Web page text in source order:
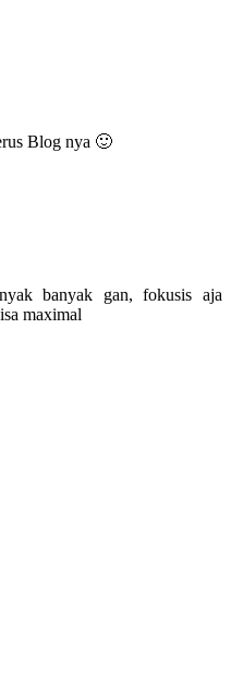
Blog nya 🙂
banyak gan, fokusis aja
maximal